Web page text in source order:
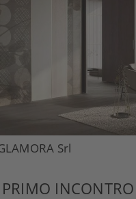
Srl
INCONTRO